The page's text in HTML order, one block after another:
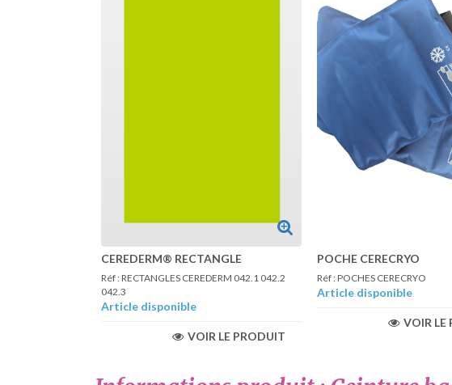
CEREDERM® RECTANGLE
Réf : RECTANGLES CEREDERM 042.1 042.2
042.3
Article disponible
VOIR LE PRODUIT
POCHE CERECRYO
Réf : POCHES CERECRYO
Article disponible
VOIR LE